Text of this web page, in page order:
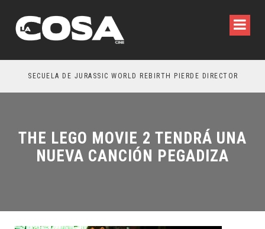
SECUELA DE JURASSIC WORLD REBIRTH PIERDE DIRECTOR
THE LEGO MOVIE 2 TENDRÁ UNA
NUEVA CANCIÓN PEGADIZA